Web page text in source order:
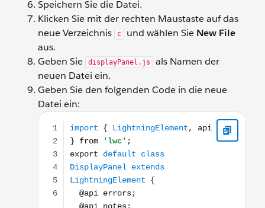
Speichern Sie die Datei.
Klicken Sie mit der rechten Maustaste auf das
neue Verzeichnis
c und wählen Sie New File
aus.
Geben Sie
displayPanel.js
als Namen der
neuen Datei ein.
Geben Sie den folgenden Code in die neue
Datei ein:
import { LightningElement, api } from 'lwc'; export